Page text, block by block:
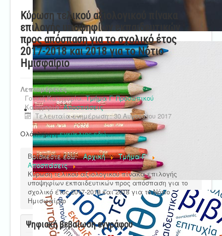
Κύρωση τελικού αξιολογικού πίνακα
επιλογής υποψηφίων εκπαιδευτικών
προς απόσπαση για το σχολικό έτος
2017-2018 και 2018 για το Νότιο
Ημισφαίριο
Λεπτομέρειες
Γονική Κατηγορία:Τμήμα Γ' Προσωπικού
Κατηγορία:Αποσπάσεις
Τελευταία ενημέρωση : 30 Αυγούστου 2017
Ολόκληρη ηεγκύκλιος εδώ.
Βρίσκεστε εδώ: Αρχική
Τμήμα Γ'
Αποσπάσεις
Κύρωση τελικού αξιολογικού πίνακα επιλογής
υποψηφίων εκπαιδευτικών προς απόσπαση για το
σχολικό έτος 2017-2018 και 2018 για το Νότιο
Ημισφαίριο
Ψηφιακή βεβαίωση εγγράφου